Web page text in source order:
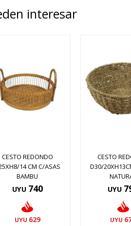
interesar
CESTO REDONDO
14 CM C/ASAS
BAMBU
UYU 740
UYU 629
CESTO
D30/
UYU
UYU